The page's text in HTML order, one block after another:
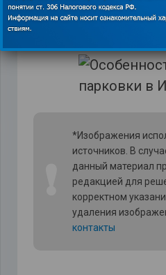
предназначено
*Изображения
источников. В
данный материал
редакцией для
корректном
удаления
контакты